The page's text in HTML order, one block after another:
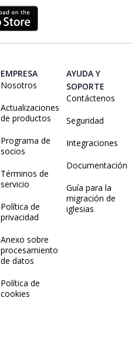
EMPRESA
Nosotros
Actualizaciones
de productos
Programa de
socios
Términos de
servicio
Política de
privacidad
Anexo sobre
procesamiento
de datos
Política de
cookies
AYUDA Y
SOPORTE
Contáctenos
Seguridad
Integraciones
Documentación
Guía para la
migración de
iglesias